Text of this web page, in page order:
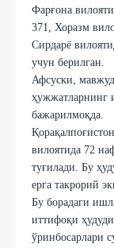
Фарғона
371, Хоразм
Сирдарё
учун берилган.
Афсуски,
ҳужжатларнинг
бажарилмоқда.
вилоятида 72
туғилади. Бу
ерга такрорий
Бу борадаги
иттифоқи
ўринбосарлари